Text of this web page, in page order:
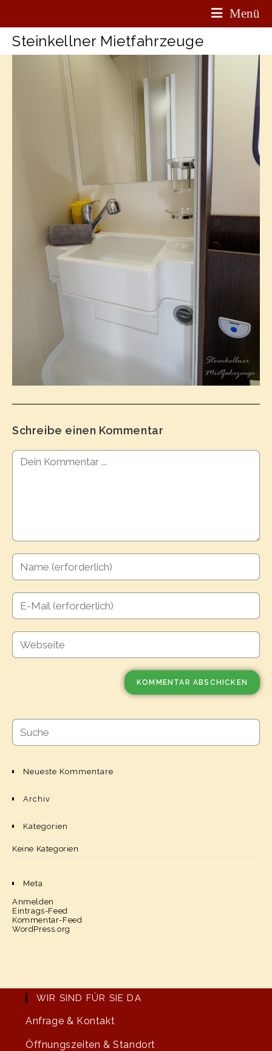
Menü
Steinkellner Mietfahrzeuge
Schreibe einen Kommentar
Neueste Kommentare
Archiv
Kategorien
Keine Kategorien
Meta
Anmelden
Eintrags-Feed
Kommentar-Feed
WordPress.org
WIR SIND FÜR SIE DA
Anfrage & Kontakt
Öffnungszeiten & Standort